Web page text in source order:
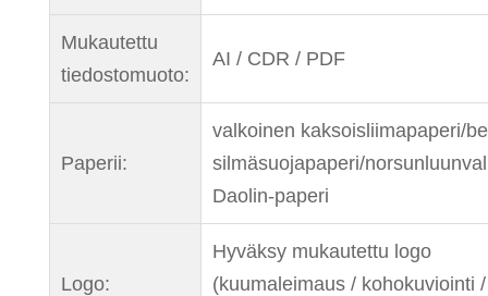
Mukautettu
tiedostomuoto:
AI / CDR / PDF
Paperii:
valkoinen kaksoisliimapaperi/
silmäsuojapaperi/
Daolin-paperi
Logo:
Hyväksy mukautettu logo
(kuumaleimaus / kohokuviointi